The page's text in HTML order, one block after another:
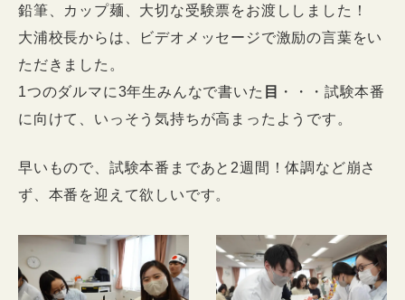
鉛筆、カップ麺、大切な受験票をお渡ししました！
大浦校長からは、ビデオメッセージで激励の言葉をい
ただきました。
1つのダルマに3年生みんなで書いた 目
・・・試験本番
に向けて、いっそう気持ちが高まったようです。
早いもので、試験本番まであと2週間！体調など崩さ
ず、本番を迎えて欲しいです。